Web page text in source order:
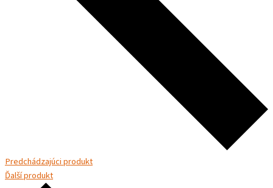
Predchádzajúci produkt
Ďalší produkt